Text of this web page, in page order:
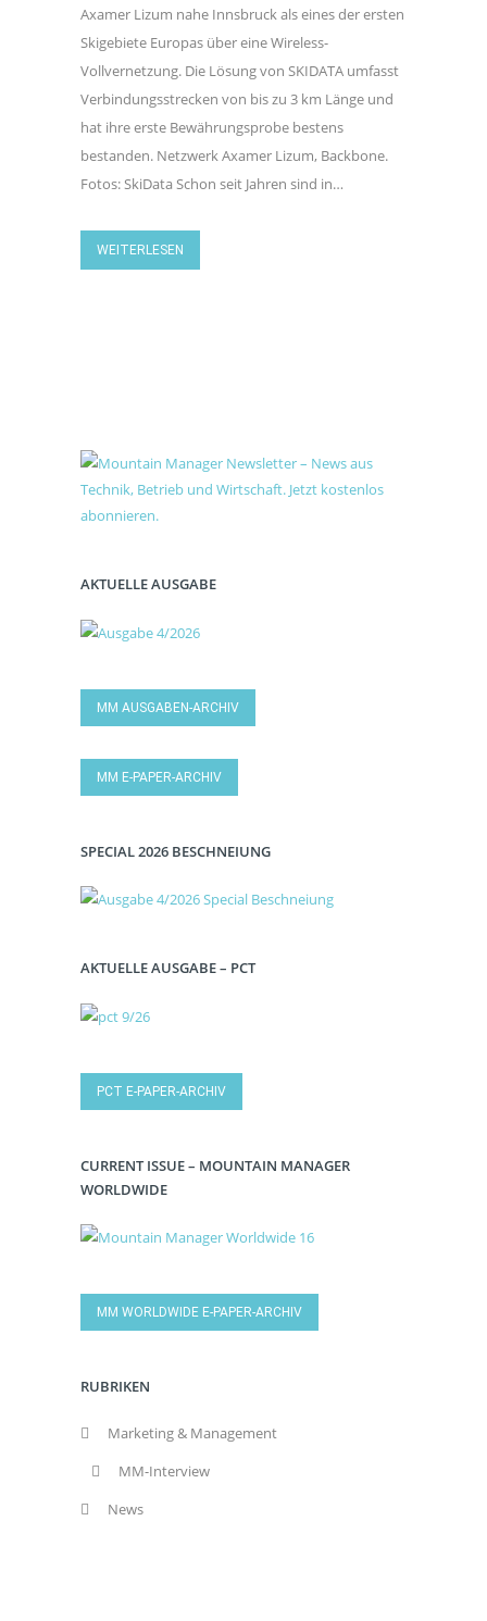
Axamer Lizum nahe Innsbruck als eines der ersten
Skigebiete Europas über eine Wireless-
Vollvernetzung. Die Lösung von SKIDATA umfasst
Verbindungsstrecken von bis zu 3 km Länge und
hat ihre erste Bewährungsprobe bestens
bestanden. Netzwerk Axamer Lizum, Backbone.
Fotos: SkiData Schon seit Jahren sind in…
WEITERLESEN
AKTUELLE AUSGABE
MM AUSGABEN-ARCHIV
MM E-PAPER-ARCHIV
SPECIAL 2026 BESCHNEIUNG
AKTUELLE AUSGABE – PCT
PCT E-PAPER-ARCHIV
CURRENT ISSUE – MOUNTAIN MANAGER
WORLDWIDE
MM WORLDWIDE E-PAPER-ARCHIV
RUBRIKEN
Marketing & Management
MM-Interview
News